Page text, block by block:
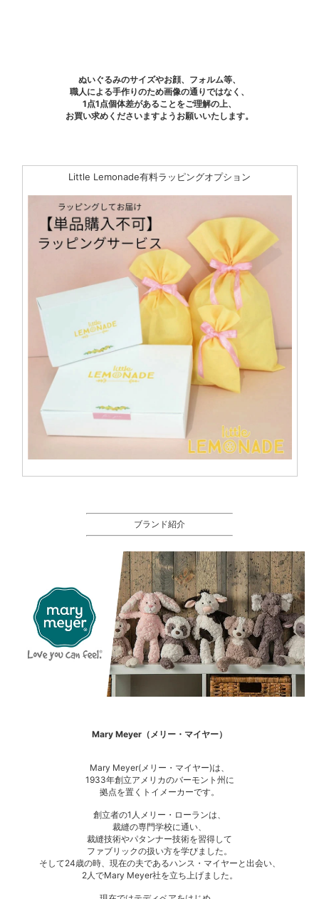
ぬいぐるみのサイズやお顔、フォルム等、
職人による手作りのため画像の通りではなく、
1点1点個体差があることをご理解の上、
お買い求めくださいますようお願いいたします。
Little Lemonade有料ラッピングオプション
ブランド紹介
Mary Meyer（メリー・マイヤー）
Mary Meyer(メリー・マイヤー)は、
1933年創立アメリカのバーモント州に
拠点を置くトイメーカーです。
創立者の1人メリー・ローランは、
裁縫の専門学校に通い、
裁縫技術やパタンナー技術を習得して
ファブリックの扱い方を学びました。
そして24歳の時、現在の夫であるハンス・マイヤーと出会い、
2人でMary Meyer社を立ち上げました。